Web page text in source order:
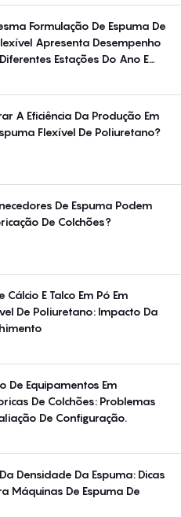
Formulação De Espuma De
Apresenta Desempenho
Estações Do Ano E
A Eficiência Da Produção Em
Flexível De Poliuretano?
De Espuma Podem
De Colchões?
E Talco Em Pó Em
De Poliuretano: Impacto Da
De Equipamentos Em
De Colchões: Problemas
De Configuração.
Densidade Da Espuma: Dicas
Máquinas De Espuma De